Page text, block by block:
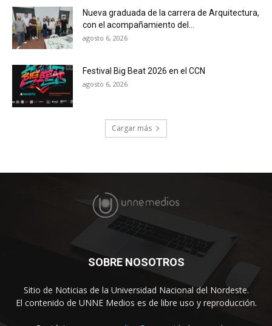
Nueva graduada de la carrera de Arquitectura,
con el acompañamiento del...
agosto 6, 2026
Festival Big Beat 2026 en el CCN
agosto 6, 2026
Cargar más
SOBRE NOSOTROS
Sitio de Noticias de la Universidad Nacional del Nordeste.
El contenido de UNNE Medios es de libre uso y reproducción.